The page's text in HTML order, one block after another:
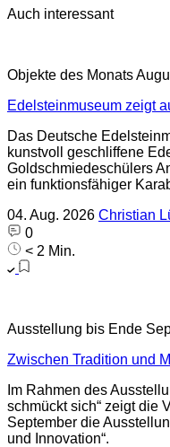
Auch interessant
Objekte des Monats
Edelsteinmuseum zeigt
Das Deutsche
kunstvoll geschliffene
Goldschmiedeschülers
ein funktionsfähiger
04. Aug. 2026 Christian
0
< 2 Min.
Ausstellung bis Ende
Zwischen Tradition und
Im Rahmen des
schmückt sich“ zeigt die
September die
und Innovation“.